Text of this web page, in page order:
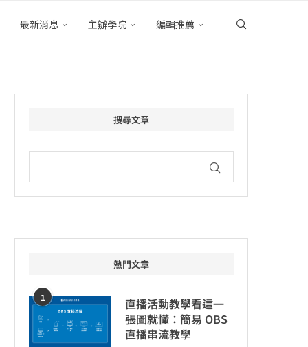
最新消息 主辦學院 編輯推薦
搜尋文章
熱門文章
1
直播活動教學看這一
張圖就懂：簡易 OBS
直播串流教學